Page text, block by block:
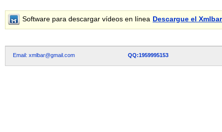
Software para descargar vídeos en línea Descargue el
Email: xmlbar@gmail.com QQ:1959995153